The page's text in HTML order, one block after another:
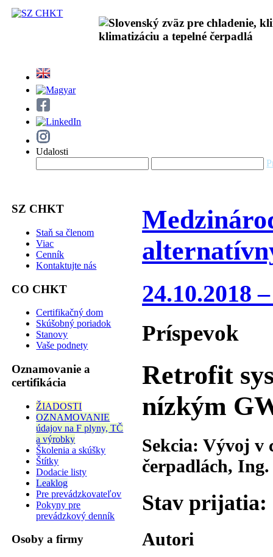
Udalosti
SZ CHKT
Staň sa členom
Viac
Cenník
Kontaktujte nás
CO CHKT
Certifikačný dom
Skúšobný poriadok
Stanovy
Vaše podnety
Oznamovanie a
certifikácia
ŽIADOSTI
OZNAMOVANIE
údajov na F plyny, TČ
a výrobky
Školenia a skúšky
Štítky
Dodacie listy
Leaklog
Pre prevádzkovateľov
Pokyny pre
prevádzkový denník
Osoby a firmy
24.10.2018
Príspevok
Retrofit
nízkým
Sekcia: Vývoj v
čerpadlách,
Stav prijatia:
Autori